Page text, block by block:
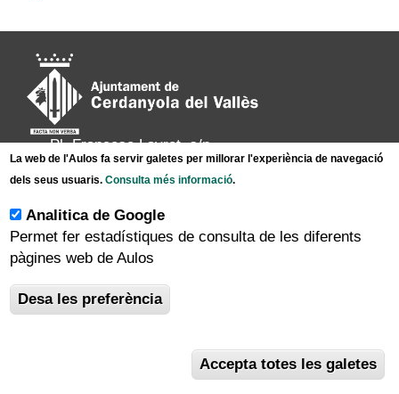
Pl. Francesc Layret, s/n
08290 Cerdanyola del Vallès,
Tel. 935 80 88 88
Inici | Avís legal | Protecció de dades |
Mapa del lloc | Accessibilitat
La web de l'Aulos fa servir galetes per millorar l'experiència de navegació
dels seus usuaris.Consulta més informació.
Analitica de Google
Permet fer estadístiques de consulta de les diferents
pàgines web de Aulos
Desa les preferència
Accepta totes les galetes